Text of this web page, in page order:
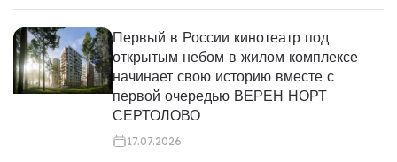
Первый в России кинотеатр под
открытым небом в жилом комплексе
начинает свою историю вместе с
первой очередью ВЕРЕН НОРТ
СЕРТОЛОВО
17.07.2026